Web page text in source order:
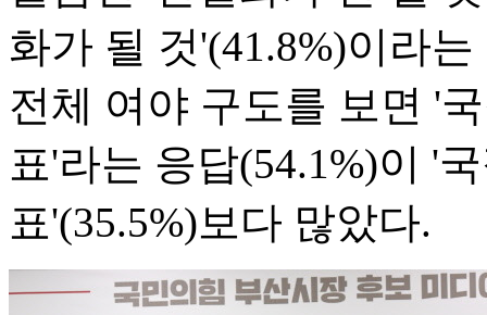
화가 될 것'(41.8%)이라
전체 여야 구도를 보면 '
표'라는 응답(54.1%)이 '
표'(35.5%)보다 많았다.